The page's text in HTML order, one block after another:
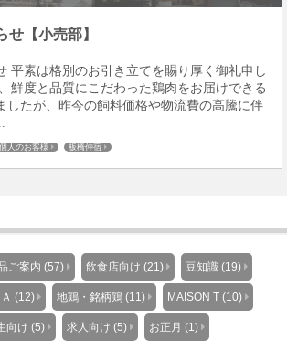
せ【小売部】
平素は格別のお引き立てを賜り厚く御礼申し
鮮度と品質にこだわった鶏肉をお届けできる
したが、昨今の飼料価格や物流費の高騰に伴
個人のお客様 板橋仲宿
ご案内 (57) 飲食店向け (21) 豆知識 (19)
Ａ (12) 地鶏・銘柄鶏 (11) MAISON T (10)
向け (5) 求人向け (5) お正月 (1)